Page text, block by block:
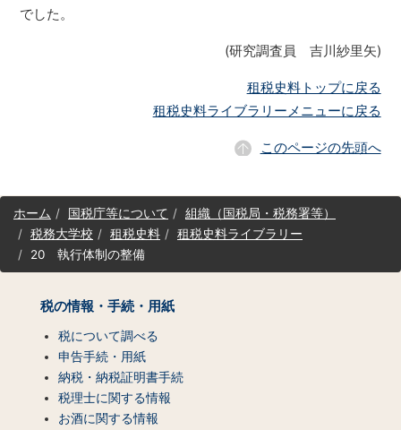
でした。
(研究調査員 吉川紗里矢)
租税史料トップに戻る
租税史料ライブラリーメニューに戻る
このページの先頭へ
サ
イホーム 国税庁等について
組織（国税局・税務署等）
税務大学校
租税史料
租税史料ライブラリー
20 執行体制の整備
税の情報・手続・用紙
税について調べる
申告手続・用紙
納税・納税証明書手続
税理士に関する情報
お酒に関する情報